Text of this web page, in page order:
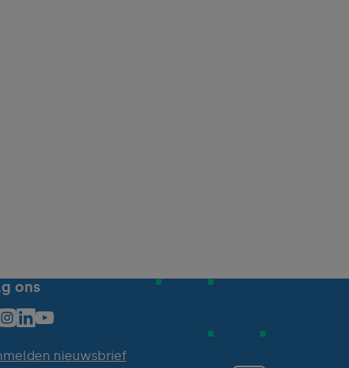
ons
nieuwsbrief